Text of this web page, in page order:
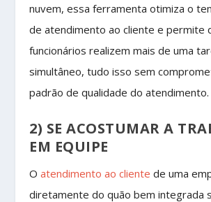
nuvem, essa ferramenta otimiza o
de atendimento ao cliente e permite
funcionários realizem mais de uma
simultâneo, tudo isso sem
padrão de qualidade do atendimento.
2) SE ACOSTUMAR A
EM EQUIPE
Oatendimento ao cliente de uma
diretamente do quão bem integrada